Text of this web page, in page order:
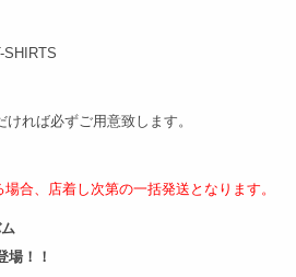
SHIRTS
れば必ずご用意致します。
場合、店着し次第の一括発送となります。
場！！